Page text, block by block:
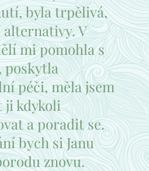
byla trpělivá,
alternativy. V
mi pomohla s
poskytla
péči, měla jsem
ji kdykoli
a poradit se.
bych si Janu
znovu.